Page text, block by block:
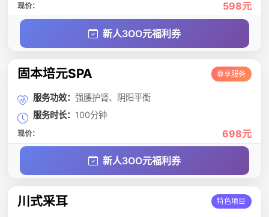
现价： 598元
新人3OO元福利券
固本培元SPA 尊享服务
服务功效： 强腰护肾、阴阳平衡
服务时长： 100分钟
现价： 698元
新人3OO元福利券
川式采耳 特色项目